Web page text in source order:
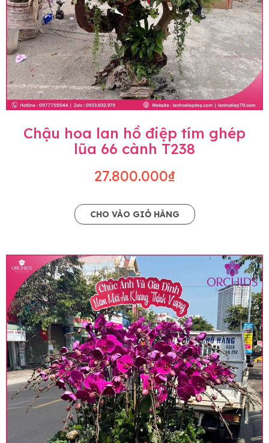
Chậu hoa lan hồ điệp tím ghép
lũa 66 cành T238
27.800.000₫
CHO VÀO GIỎ HÀNG